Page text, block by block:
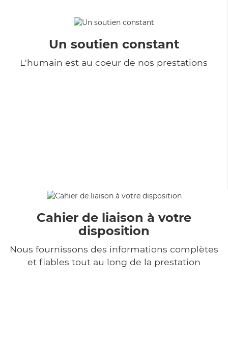
Un soutien constant
L'humain est au coeur de nos prestations
Cahier de liaison à votre
disposition
Nous fournissons des informations complètes
et fiables tout au long de la prestation